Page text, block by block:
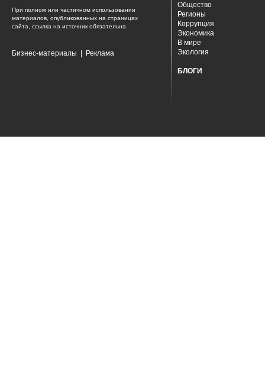
При полном или частичном использовании
материалов, опубликованных на страницах
сайта, ссылка на источник обязательна.
Бизнес-материалы Реклама
Общество
Регионы
Коррупция
Экономика
В мире
Экология
БЛОГИ